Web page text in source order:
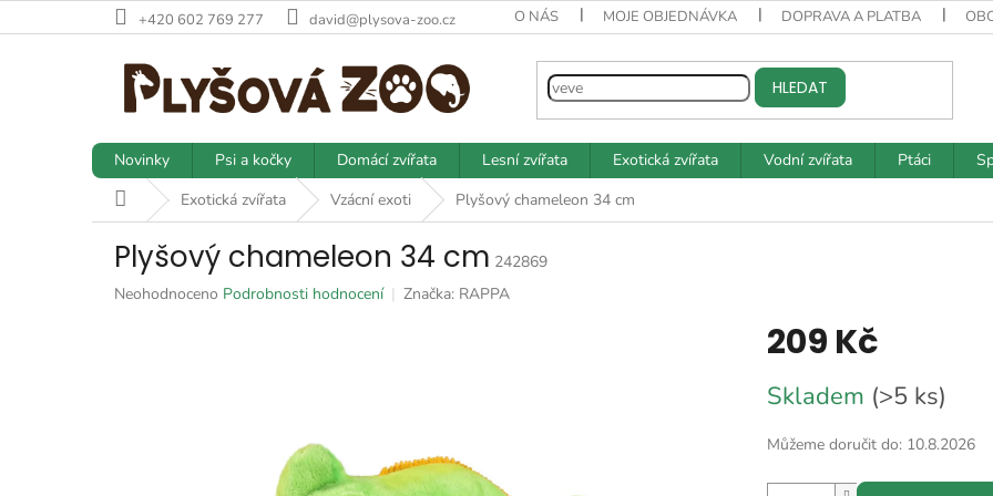
na
+420 602 769 277 david@plysova-zoo.cz O NÁS MOJE OBJEDNÁVKA DOPRAVA A PLATBA
HLEDAT
Novinky Psi a kočky Domácí zvířata Lesní zvířata Exotická zvířata Vodní zvířata Ptáci
Domů Exotická zvířata Vzácní exoti Plyšový chameleon 34 cm
Plyšový chameleon 34 cm 242869
Průměrné
Neohodnoceno Podrobnosti hodnocení Značka: RAPPA
209 Kč
cena:
Skladem (>5 ks)
Můžeme doručit do: 10.8.2026